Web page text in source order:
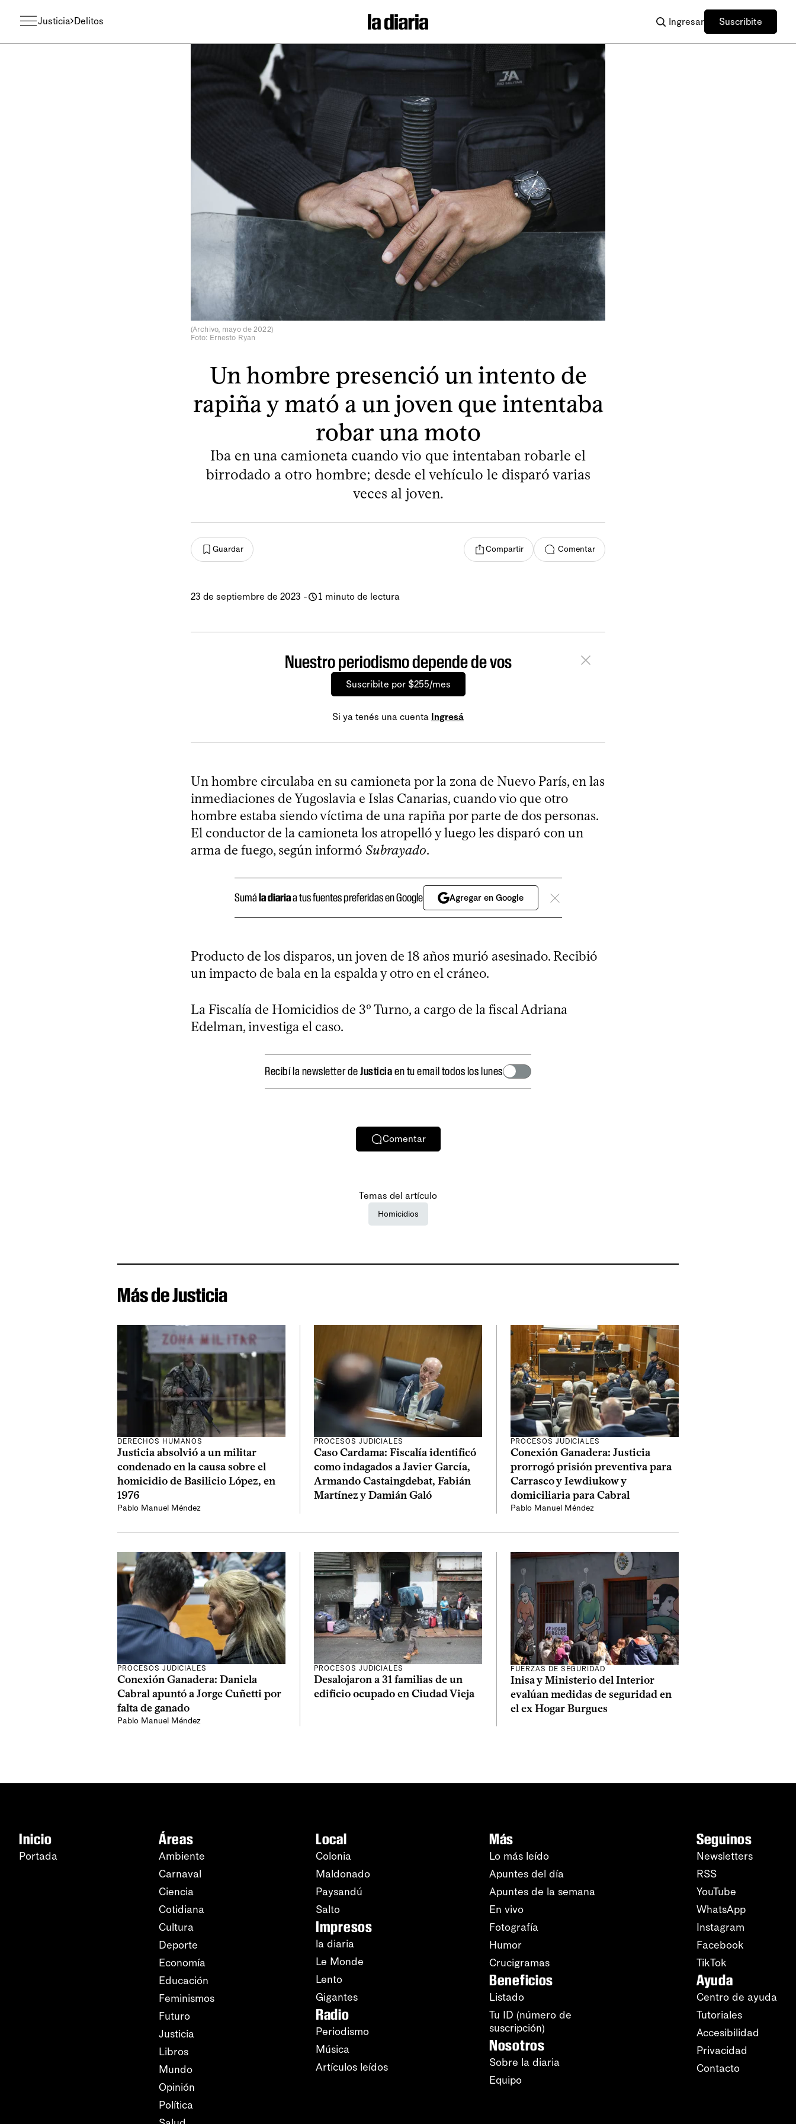
Justicia Delitos Ingresar Suscribite
(Archivo, mayo de 2022)
Foto: Ernesto Ryan
Un hombre presenció un intento de
rapiña y mató a un joven que intentaba
robar una moto
Iba en una camioneta cuando vio que intentaban robarle el
birrodado a otro hombre; desde el vehículo le disparó varias
veces al joven.
Guardar Compartir Comentar
23 de septiembre de 2023 - 1 minuto de lectura
Nuestro periodismo depende de vos
Suscribite por $255/mes
Si ya tenés una cuenta Ingresá
Un hombre circulaba en su camioneta por la zona de Nuevo París, en las
inmediaciones de Yugoslavia e Islas Canarias, cuando vio que otro
hombre estaba siendo víctima de una rapiña por parte de dos personas.
El conductor de la camioneta los atropelló y luego les disparó con un
arma de fuego, según informó Subrayado.
Sumála diariaa tus fuentes preferidas en Google Agregar en Google
Producto de los disparos, un joven de 18 años murió asesinado. Recibió
un impacto de bala en la espalda y otro en el cráneo.
La Fiscalía de Homicidios de 3º Turno, a cargo de la fiscal Adriana
Edelman, investiga el caso.
Recibí la newsletter deJusticiaen tu email todos los lunes
Comentar
Temas del artículo
Homicidios
Más de Justicia
DERECHOS HUMANOS
Justicia absolvió a un militar
condenado en la causa sobre el
homicidio de Basilicio López, en
1976
Pablo Manuel Méndez
PROCESOS JUDICIALES
Caso Cardama: Fiscalía identificó
como indagados a Javier García,
Armando Castaingdebat, Fabián
Martínez y Damián Galó
PROCESOS JUDICIALES
Conexión Ganadera: Justicia
prorrogó prisión preventiva para
Carrasco y Iewdiukow y
domiciliaria para Cabral
Pablo Manuel Méndez
PROCESOS JUDICIALES
Conexión Ganadera: Daniela
Cabral apuntó a Jorge Cuñetti por
falta de ganado
Pablo Manuel Méndez
PROCESOS JUDICIALES
Desalojaron a 31 familias de un
edificio ocupado en Ciudad Vieja
FUERZAS DE SEGURIDAD
Inisa y Ministerio del Interior
evalúan medidas de seguridad en
el ex Hogar Burgues
Inicio
Portada
Áreas
Ambiente
Carnaval
Ciencia
Cotidiana
Cultura
Deporte
Economía
Educación
Feminismos
Futuro
Justicia
Libros
Mundo
Opinión
Política
Local
Colonia
Maldonado
Paysandú
Salto
Impresos
la diaria
Le Monde
Lento
Gigantes
Radio
Periodismo
Música
Artículos leídos
Más
Lo más leído
Apuntes del día
Apuntes de la semana
En vivo
Fotografía
Humor
Crucigramas
Beneficios
Listado
Tu ID (número de
suscripción)
Nosotros
Sobre la diaria
Equipo
Seguinos
Newsletters
RSS
YouTube
WhatsApp
Instagram
Facebook
TikTok
Ayuda
Centro de ayuda
Tutoriales
Accesibilidad
Privacidad
Contacto